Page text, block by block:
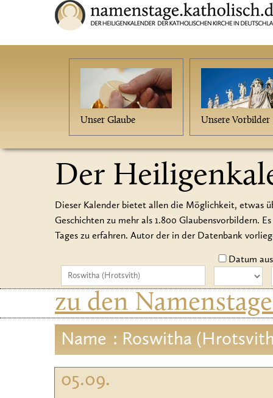
Unser Glaube Unsere Vorbilder
Der
Dieser Kalender bietet allen die Möglichkeit, etwas
Geschichten zu mehr als 1.800 Glaubensvorbildern.
Tages zu erfahren. Autor der in der Datenbank
Datum
zu den
Name : Roswitha
05.09.